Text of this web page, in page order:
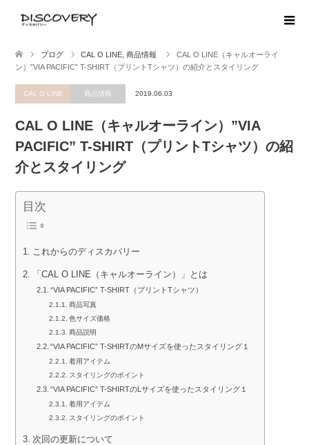
ブログ CAL O LINE 商品情報
CAL O LINE（キャルオーライ
ン）”VIA PACIFIC” T-SHIRT（プリントTシャツ）の紹介とスタイリング
CAL O LINE 商品情報 2019.06.03
CAL O LINE（キャルオーライン）”VIA
PACIFIC” T-SHIRT（プリントTシャツ）の紹
介とスタイリング
目次
これからのディスカバリー
「CAL O LINE（キャルオーライン）」とは
“VIA PACIFIC” T-SHIRT（プリントTシャツ）
商品写真
色サイズ価格
商品説明
“VIA PACIFIC” T-SHIRTのMサイズを使ったスタイリング１
着用アイテム
スタイリングのポイント
“VIA PACIFIC” T-SHIRTのLサイズを使ったスタイリング１
着用アイテム
スタイリングのポイント
次回の更新について